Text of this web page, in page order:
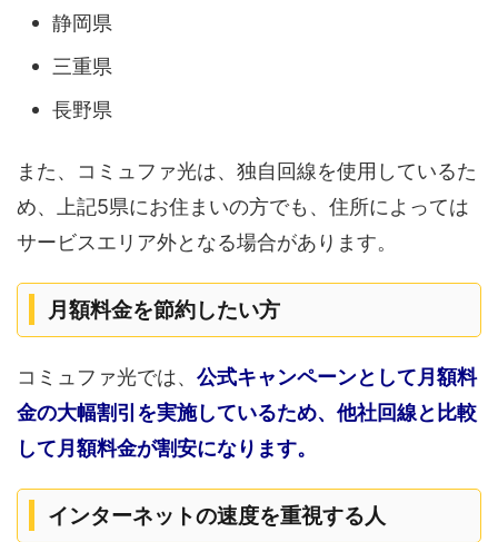
静岡県
三重県
長野県
また、コミュファ光は、独自回線を使用しているた
め、上記5県にお住まいの方でも、住所によっては
サービスエリア外となる場合があります。
月額料金を節約したい方
コミュファ光では、 公式キャンペーンとして月額料
金の大幅割引を実施しているため、他社回線と比較
して月額料金が割安になります。
インターネットの速度を重視する人